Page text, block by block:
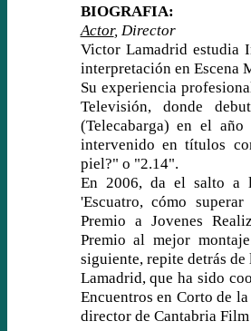
BIOGRAFIA:
Actor, Director
Victor Lamadrid estudia
interpretación en Escena
Su experiencia
Televisión, donde
(Telecabarga) en el
intervenido en títulos
piel?" o "2.14".
En 2006, da el salto a
'Escuatro, cómo
Premio a Jovenes
Premio al mejor
siguiente, repite detrás de
Lamadrid, que ha sido
Encuentros en Corto de
director de Cantabria